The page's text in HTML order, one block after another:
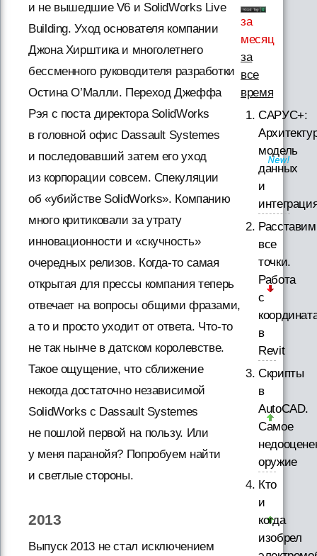
и не вышедшие V6 и SolidWorks Live
Building. Уход основателя компании
Джона Хирштика и многолетнего
бессменного руководителя разработки
Остина О’Малли. Переход Джеффа
Рэя с поста директора SolidWorks
в головной офис Dassault Systemes
и последовавший затем его уход
из корпорации совсем. Спекуляции
об «убийстве SolidWorks». Компанию
много критиковали за утрату
инновационности и «скучность»
очередных релизов. Когда-то самая
открытая для прессы компания теперь
отвечает на вопросы общими фразами,
а то и просто уходит от ответа. Что-то
не так нынче в датском королевстве.
Такое ощущение, что сближение
некогда достаточно независимой
SolidWorks с Dassault Systemes
не пошлой первой на пользу. Или
у меня паранойя? Попробуем найти
и светлые стороны.
2013
Выпуск 2013 не стал исключением
за
месяц
за
все
время
САРУС+:
модель
данных
и
Расставим
все
точки.
Работа
с
в
Revit
Скрипты
в
AutoCAD.
Самое
оружие
Кто
и
когда
изобрел